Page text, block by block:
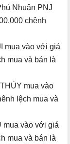
Nhuận PNJ
chênh
mua vào với giá
mua và bán là
mua vào
lệch mua và
mua vào với giá
mua và bán là